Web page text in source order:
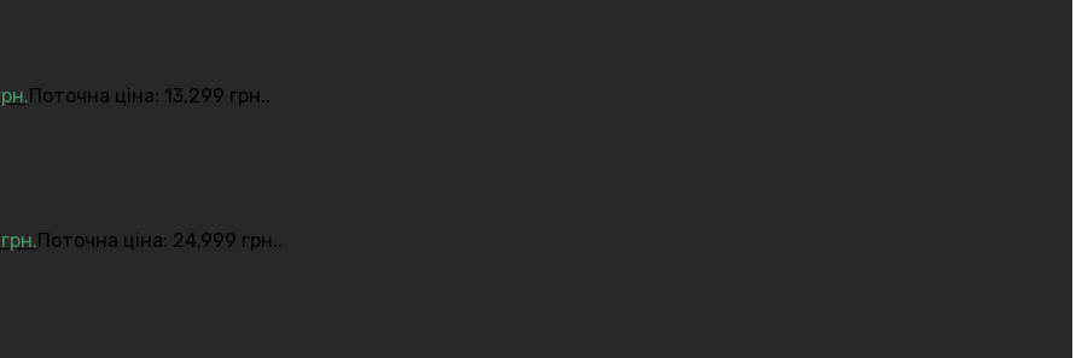
Поточна ціна: 13,299 грн..
грн. Поточна ціна: 24,999 грн..